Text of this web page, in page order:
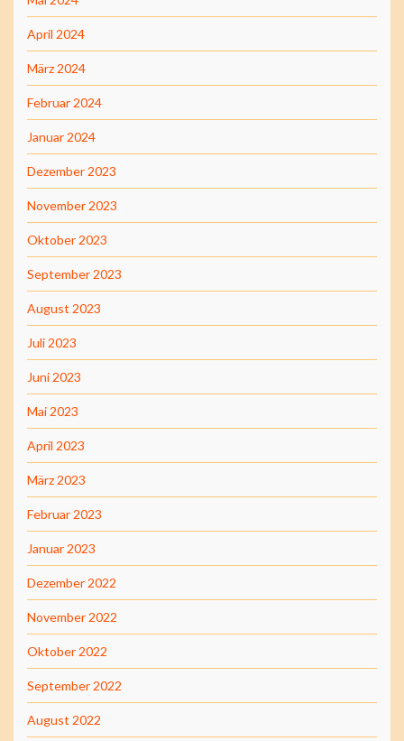
April 2024
März 2024
Februar 2024
Januar 2024
Dezember 2023
November 2023
Oktober 2023
September 2023
August 2023
Juli 2023
Juni 2023
Mai 2023
April 2023
März 2023
Februar 2023
Januar 2023
Dezember 2022
November 2022
Oktober 2022
September 2022
August 2022